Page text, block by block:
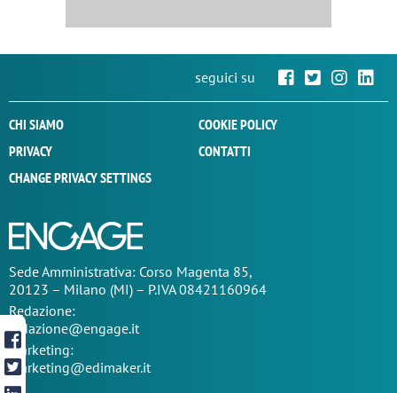
seguici su
CHI SIAMO
COOKIE POLICY
PRIVACY
CONTATTI
CHANGE PRIVACY SETTINGS
SedeAmministrativa: Corso Magenta 85,
20123 – Milano (MI) – P.IVA 08421160964
Redazione:
redazione@engage.it
Marketing:
marketing@edimaker.it